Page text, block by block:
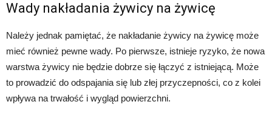
Wady nakładania żywicy na żywicę
Należy jednak pamiętać, że nakładanie żywicy na żywicę może
mieć również pewne wady. Po pierwsze, istnieje ryzyko, że nowa
warstwa żywicy nie będzie dobrze się łączyć z istniejącą. Może
to prowadzić do odspajania się lub złej przyczepności, co z kolei
wpływa na trwałość i wygląd powierzchni.